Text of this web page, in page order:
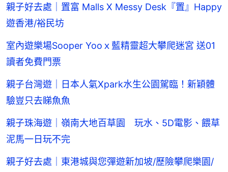
親子好去處｜置富 Malls X Messy Desk『置』Happy
遊香港/裕民坊
室內遊樂場Sooper Yooｘ藍精靈超大攀爬迷宮 送01
讀者免費門票
親子台灣遊｜日本人氣Xpark水生公園駕臨！新穎體
驗豈只去睇魚魚
親子珠海遊｜嶺南大地百草園 玩水、5D電影、餵草
泥馬一日玩不完
親子好去處｜東港城與您彈遊新加坡/歷險攀爬樂園/